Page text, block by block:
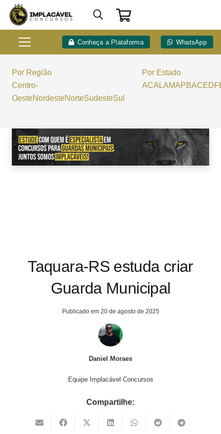
Conheça a Plataforma WhatsApp
Por Região
Centro-
OesteNordesteNorteSudesteSul
Por Estado
ACALAMAPBACEDF
Taquara-RS estuda criar
Guarda Municipal
Publicado em 20 de agosto de 2025
Daniel Moraes
Equipe Implacável Concursos
Compartilhe: